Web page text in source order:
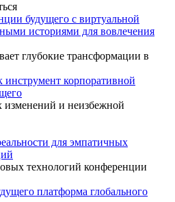
будущего с виртуальной
историями для вовлечения
глубокие трансформации в
корпоративной
изменений и неизбежной
для эмпатичных
технологий конференции
платформа глобального